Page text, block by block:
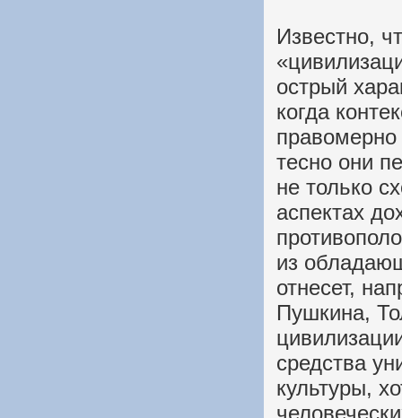
Известно,
острый
когда
правомерно
тесно они
не только
аспектах
из
отнесет,
Пушкина,
средства
культуры,